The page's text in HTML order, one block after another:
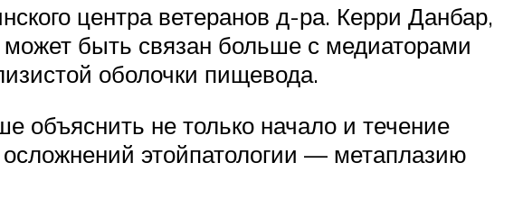
центра ветеранов д-ра. Керри Данбар,
может быть связан больше с медиаторами
оболочки пищевода.
объяснить не только начало и течение
этойпатологии — метаплазию